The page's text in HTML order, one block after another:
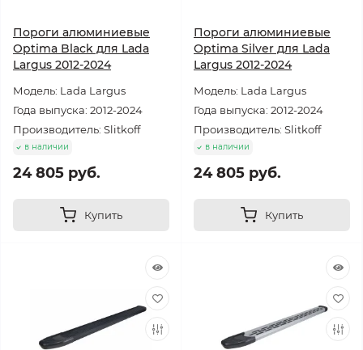
Пороги алюминиевые
Optima Black для Lada
Largus 2012-2024
Модель: Lada Largus
Года выпуска: 2012-2024
Производитель: Slitkoff
в наличии
24 805 руб.
Купить
Пороги алюминиевые
Optima Silver для Lada
Largus 2012-2024
Модель: Lada Largus
Года выпуска: 2012-2024
Производитель: Slitkoff
в наличии
24 805 руб.
Купить